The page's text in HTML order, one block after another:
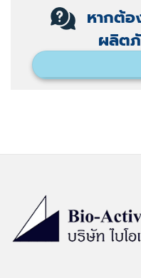
หากต้อ
ผลิต